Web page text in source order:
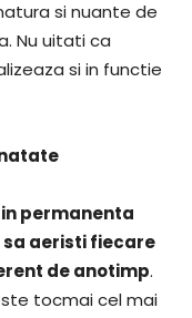
si nuante de
Nu uitati ca
si in functie
permanenta
aeristi fiecare
de anotimp.
tocmai cel mai